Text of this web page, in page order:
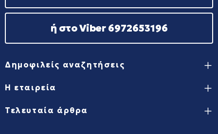
ή στο Viber 6972653196
Δημοφιλείς αναζητήσεις
Η εταιρεία
Τελευταία άρθρα